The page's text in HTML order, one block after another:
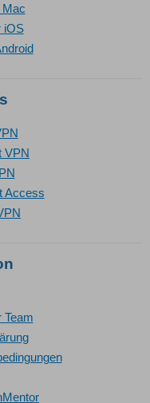
iOS
VPN
Access
Team